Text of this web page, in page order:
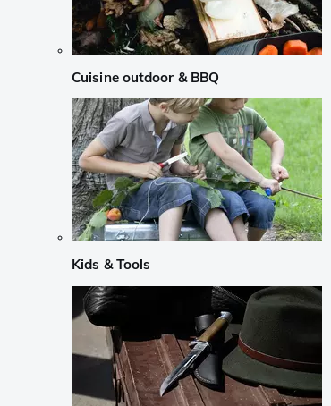
Cuisine outdoor & BBQ
Kids & Tools